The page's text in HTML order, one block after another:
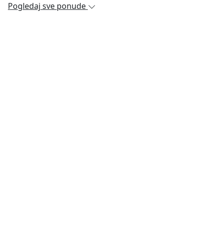
Pogledaj sve ponude